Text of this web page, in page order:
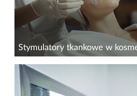
Stymulatory tkankowe w
Obecnie kosmetologia
zapewniając coraz bardziej
metody mające na celu